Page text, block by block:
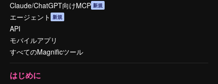
Claude/ChatGPT向けMCP 新規
エージェント 新規
API
モバイルアプリ
すべてのMagnificツール
はじめに